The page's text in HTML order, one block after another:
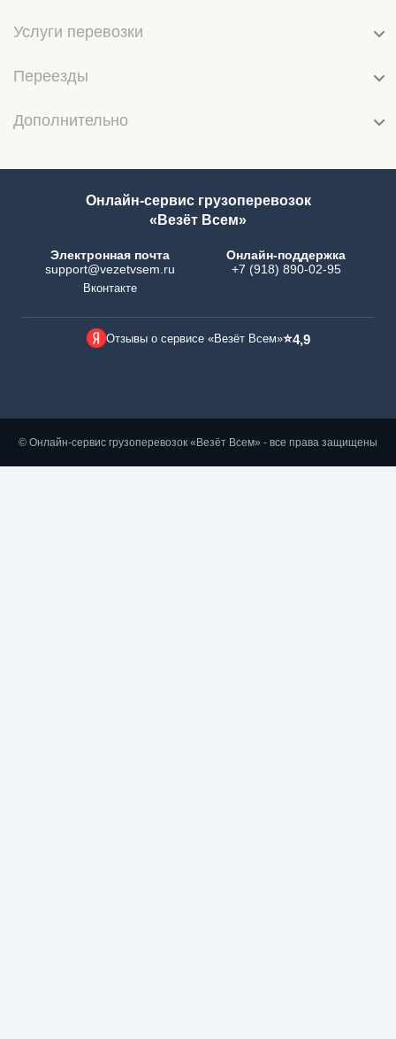
Услуги перевозки
Переезды
Дополнительно
Онлайн-сервис грузоперевозок
«Везёт Всем»
Электронная почта
support@vezetvsem.ru
Вконтакте
Онлайн-поддержка
+7 (918) 890-02-95
Отзывы о сервисе «Везёт Всем»⭐4,9
© Онлайн-сервис грузоперевозок «Везёт Всем» - все права защищены